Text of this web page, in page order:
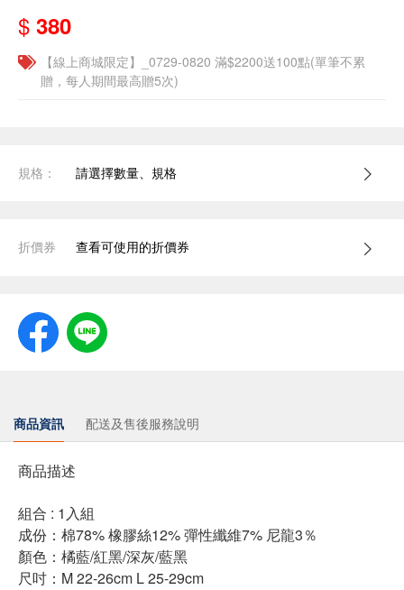
$ 380
【線上商城限定】_0729-0820 滿$2200送100點(單筆不累
贈，每人期間最高贈5次)
規格： 請選擇數量、規格
折價券 查看可使用的折價券
商品資訊 配送及售後服務說明
商品描述
組合 : 1入組
成份：棉78% 橡膠絲12% 彈性纖維7% 尼龍3％
顏色：橘藍/紅黑/深灰/藍黑
尺吋：M 22-26cm L 25-29cm